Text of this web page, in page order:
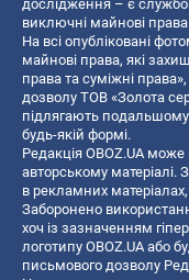
дослідження – є
виключні майнові
На всі опубліковані
майнові права, які
права та суміжні
дозволу ТОВ «Золота
підлягають
будь-якій формі.
Редакція OBOZ.UA
авторському матеріалі.
в рекламних
Заборонено
хоч із зазначенням
логотипу OBOZ.UA або
письмового дозволу